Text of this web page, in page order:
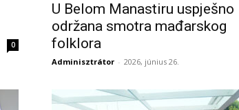
0
U Belom Manastiru uspješno
održana smotra mađarskog
folklora
Adminisztrátor - 2026, június 26.